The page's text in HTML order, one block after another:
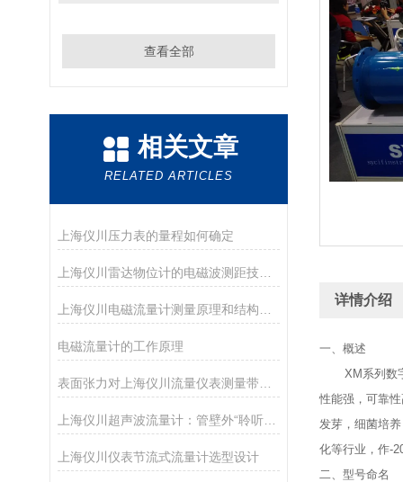
查看全部
相关文章
RELATED ARTICLES
上海仪川压力表的量程如何确定
上海仪川雷达物位计的电磁波测距技术及其在复杂工况中的应用分析
电磁流量计的工作原理
上海仪川超声波流量计：管壁外“聆听”流速的智慧之耳
上海仪川仪表节流式流量计选型设计
详情介绍
一、概述
XM系列数字
性能强，可靠
发芽，细菌培
化等行业，作-
二、型号命名